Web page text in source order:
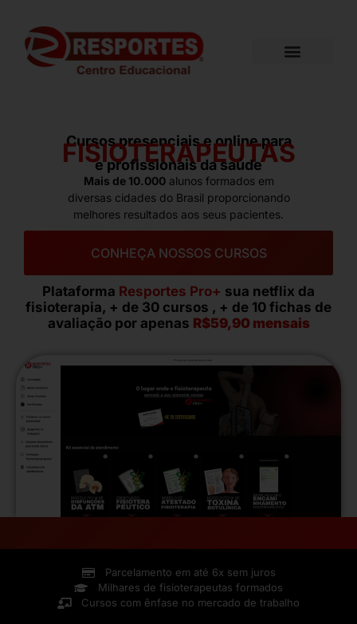
Cursos presenciais e online para
FISIOTERAPEUTAS
e profissionais da saúde
Mais de 10.000alunos formados em
diversas cidades do Brasil proporcionando
melhores resultados aos seus pacientes.
CONHEÇA NOSSOS CURSOS
Plataforma Resportes Pro+ sua netflix da
fisioterapia, + de 30 cursos , + de 10 fichas de
avaliação por apenas R$59,90 mensais
Parcelamento em até 6x sem juros
Milhares de fisioterapeutas formados
Cursos com ênfase no mercado de trabalho